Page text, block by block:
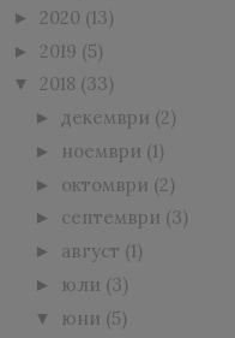
► 2020 (13)
► 2019 (5)
▼ 2018 (33)
► декември (2)
► ноември (1)
► октомври (2)
► септември (3)
► август (1)
► юли (3)
▼ юни (5)